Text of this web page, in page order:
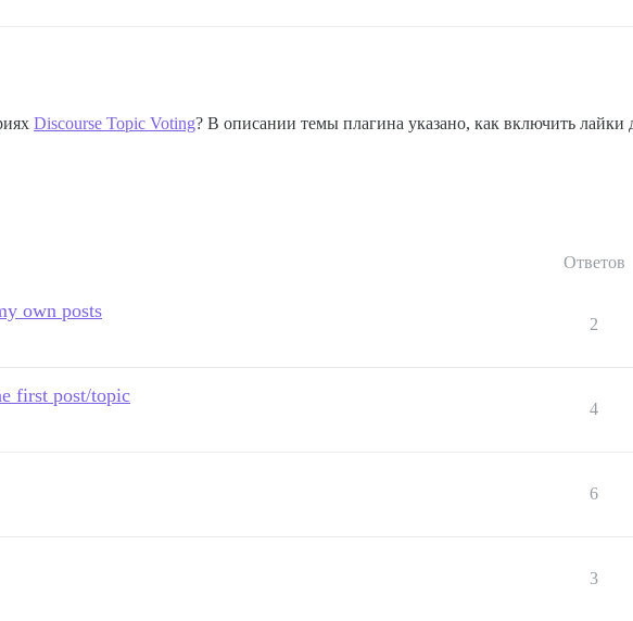
Discourse Topic Voting? В описании темы плагина указано, как включить лайки
Ответов
own posts
2
first post/topic
4
6
3